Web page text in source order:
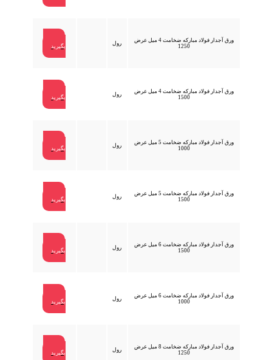
ورق آجدار فولاد مبارکه ضخامت 4 میل عرض
1250
رول
بگیرید
ورق آجدار فولاد مبارکه ضخامت 4 میل عرض
1500
رول
بگیرید
ورق آجدار فولاد مبارکه ضخامت 5 میل عرض
1000
رول
بگیرید
ورق آجدار فولاد مبارکه ضخامت 5 میل عرض
1500
رول
بگیرید
ورق آجدار فولاد مبارکه ضخامت 6 میل عرض
1500
رول
بگیرید
ورق آجدار فولاد مبارکه ضخامت 6 میل عرض
1000
رول
بگیرید
ورق آجدار فولاد مبارکه ضخامت 8 میل عرض
1250
رول
بگیرید